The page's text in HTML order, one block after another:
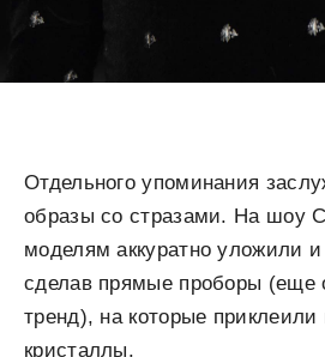
Отдельного упоминания
образы со стразами. На шоу
моделям аккуратно уложили
сделав прямые проборы (еще
тренд), на которые приклеили
кристаллы.